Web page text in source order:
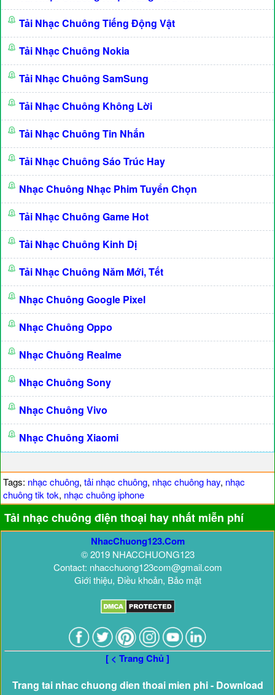
Tải Nhạc Chuông Tiếng Động Vật
Tải Nhạc Chuông Nokia
Tải Nhạc Chuông SamSung
Tải Nhạc Chuông Không Lời
Tải Nhạc Chuông Tin Nhắn
Tải Nhạc Chuông Sáo Trúc Hay
Nhạc Chuông Nhạc Phim Tuyển Chọn
Tải Nhạc Chuông Game Hot
Tải Nhạc Chuông Kinh Dị
Tải Nhạc Chuông Năm Mới, Tết
Nhạc Chuông Google Pixel
Nhạc Chuông Oppo
Nhạc Chuông Realme
Nhạc Chuông Sony
Nhạc Chuông Vivo
Nhạc Chuông Xiaomi
Tags: nhạc chuông, tải nhạc chuông, nhạc chuông hay, nhạc
chuông tik tok, nhạc chuông iphone
Tải nhạc chuông điện thoại hay nhất miễn phí
NhacChuong123.Com
© 2019 NHACCHUONG123
Contact: nhacchuong123com@gmail.com
Giới thiệu, Điều khoản, Bảo mật
[ < Trang Chủ ]
Trang tai nhac chuong dien thoai mien phi - Download